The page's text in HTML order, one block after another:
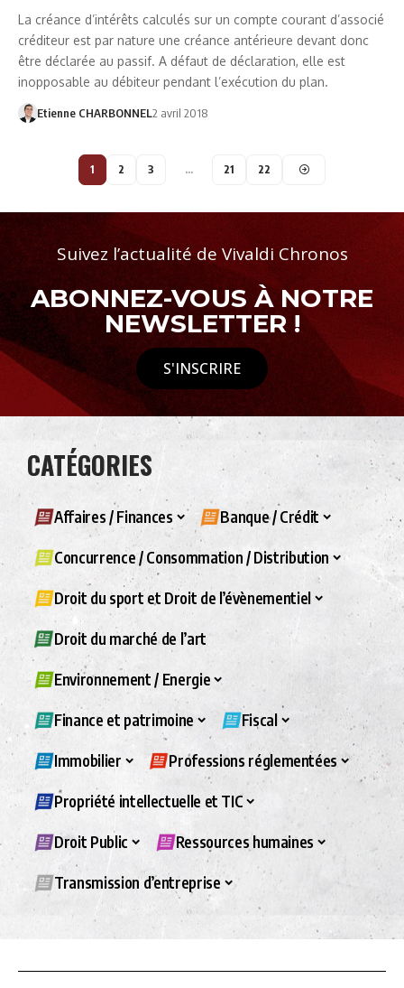
La créance d’intérêts calculés sur un compte courant d’associé
créditeur est par nature une créance antérieure devant donc
être déclarée au passif. A défaut de déclaration, elle est
inopposable au débiteur pendant l’exécution du plan.
Etienne CHARBONNEL2 avril 2018
1 2 3 … 21 22
Suivez l’actualité de Vivaldi Chronos
ABONNEZ-VOUS À NOTRE
NEWSLETTER !
S'INSCRIRE
CATÉGORIES
Affaires / Finances Banque / Crédit
Concurrence / Consommation / Distribution
Droit du sport et Droit de l’évènementiel
Droit du marché de l’art
Environnement / Energie
Finance et patrimoine Fiscal
Immobilier Professions réglementées
Propriété intellectuelle et TIC
Droit Public Ressources humaines
Transmission d’entreprise